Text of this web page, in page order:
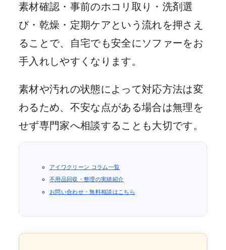
素材確認・事前のホコリ取り・洗剤選
び・乾燥・定期ケアという流れを押さえ
ることで、自宅でも安全にソファーをお
手入れしやすくなります。
素材や汚れの状態によって対応方法は変
わるため、不安な点がある場合は無理を
せず専門家へ相談することも大切です。
アイワクリーン コラム一覧
不用品回収・整理の実績紹介
お問い合わせ・無料相談はこちら